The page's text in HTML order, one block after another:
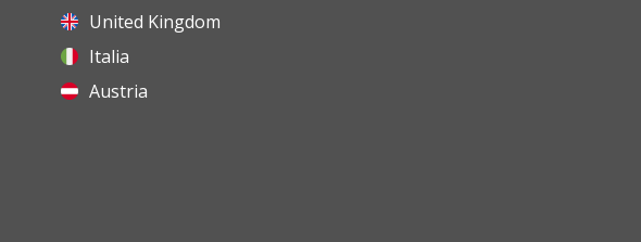
United Kingdom
Italia
Austria